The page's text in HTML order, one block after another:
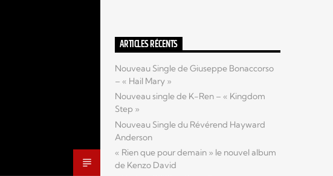
ARTICLES RÉCENTS
Nouveau Single de Giuseppe Bonaccorso
– « Hail Mary »
Nouveau single de K-Ren – « Kingdom
Step »
Nouveau Single du Révérend Hayward
Anderson
« Rien que pour demain » le nouvel album
de Kenzo David